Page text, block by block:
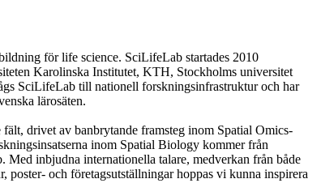
för life science. SciLifeLab startades 2010
Karolinska Institutet, KTH, Stockholms universitet
SciLifeLab till nationell forskningsinfrastruktur och har
lärosäten.
drivet av banbrytande framsteg inom Spatial Omics-
inom Spatial Biology kommer från
inbjudna internationella talare, medverkan från både
poster- och företagsutställningar hoppas vi kunna inspirera